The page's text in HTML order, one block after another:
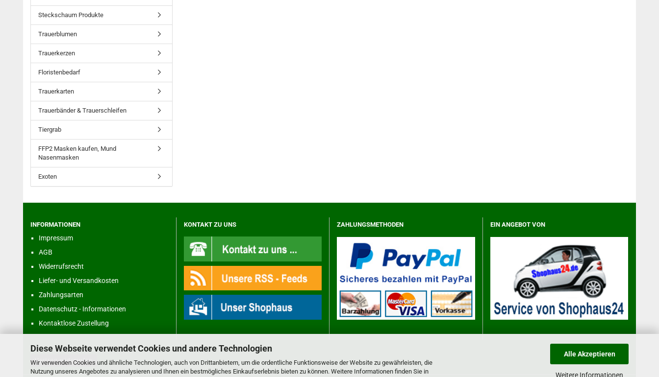
Diese Webseite verwendet Cookies und andere Technologien
Wir verwenden Cookies und ähnliche Technologien, auch von Drittanbietern, um die ordentliche Funktionsweise der Website zu gewährleisten, die
Nutzung unseres Angebotes zu analysieren und Ihnen ein bestmögliches Einkaufserlebnis bieten zu können. Weitere Informationen finden Sie in
Alle Akzeptieren
Weitere Informationen
Steckschaum Produkte
Trauerblumen
Trauerkerzen
Floristenbedarf
Trauerkarten
Trauerbänder & Trauerschleifen
Tiergrab
FFP2 Masken kaufen, Mund
Nasenmasken
Exoten
INFORMATIONEN
Impressum
AGB
Widerrufsrecht
Liefer- und Versandkosten
Zahlungsarten
Datenschutz - Informationen
Kontaktlose Zustellung
KONTAKT ZU UNS ZAHLUNGSMETHODEN EIN ANGEBOT VON
Vertrag widerrufen